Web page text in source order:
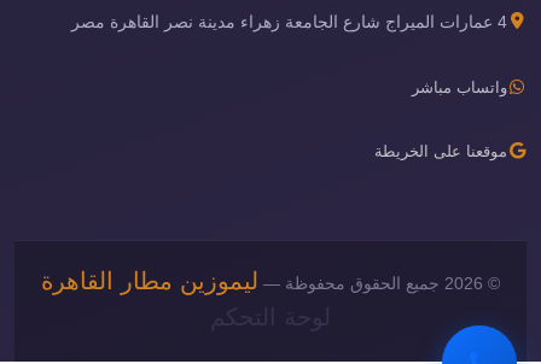
4 عمارات الميراج شارع الجامعة زهراء مدينة نصر القاهرة مصر
واتساب مباشر
موقعنا على الخريطة
© 2026 جميع الحقوق محفوظة —
ليموزين مطار القاهرة